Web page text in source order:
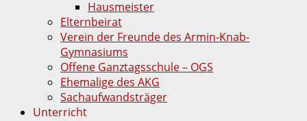
Hausmeister
Elternbeirat
Verein der Freunde des Armin-Knab-
Gymnasiums
Offene Ganztagsschule – OGS
Ehemalige des AKG
Sachaufwandsträger
Unterricht